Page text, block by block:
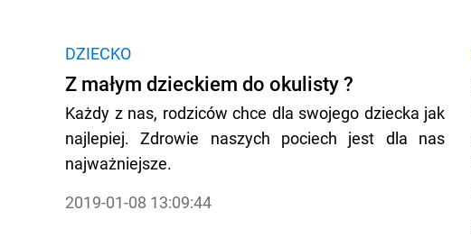
DZIECKO
Z małym dzieckiem do okulisty ?
Każdy z nas, rodziców chce dla swojego dziecka jak
najlepiej. Zdrowie naszych pociech jest dla nas
najważniejsze.
2019-01-08 13:09:44